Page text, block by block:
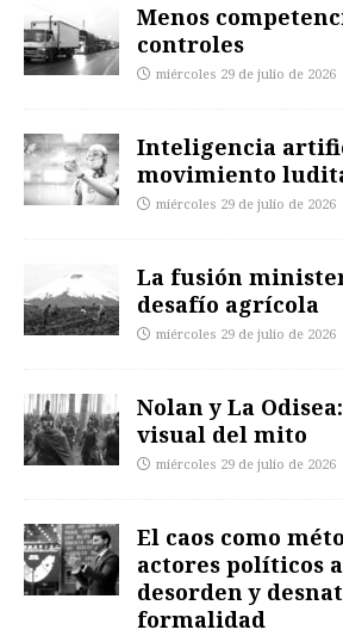
Menos
controles
miércoles 29 de julio de 2026
Inteligencia
movimiento
miércoles 29 de julio de 2026
La fusión
desafío agrícola
miércoles 29 de julio de 2026
Nolan y La
visual del mito
miércoles 29 de julio de 2026
El caos como
actores políticos
desorden y
formalidad